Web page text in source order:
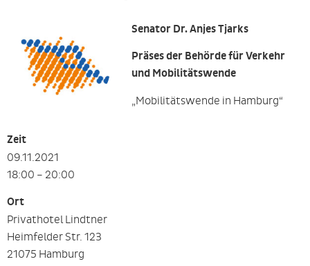
Senator Dr. Anjes Tjarks
Präses der Behörde für Verkehr
und Mobilitätswende
„Mobilitätswende in Hamburg“
Zeit
09.11.2021
18:00 – 20:00
Ort
Privathotel Lindtner
Heimfelder Str. 123
21075 Hamburg